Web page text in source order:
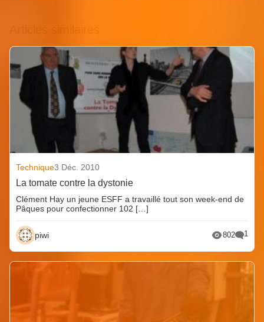
Technique3 Déc. 2010
La tomate contre la dystonie
Clément Hay un jeune ESFF a travaillé tout son week-end de
Pâques pour confectionner 102 […]
piwi 802 1